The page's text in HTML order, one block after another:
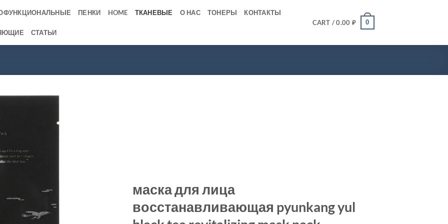
ПЕНКИ HOME ТКАНЕВЫЕ О НАС ТОНЕРЫ КОНТАКТЫ
СТАТЬИ
CART /0.00 ₽ 0
маска для лица
восстанавливающая pyunkang yul